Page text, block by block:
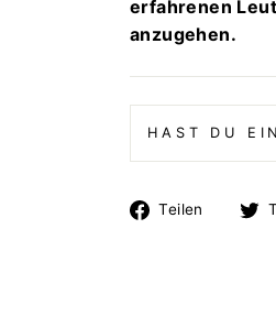
erfahrenen
anzugehen.
HAST DU
Teilen
Auf